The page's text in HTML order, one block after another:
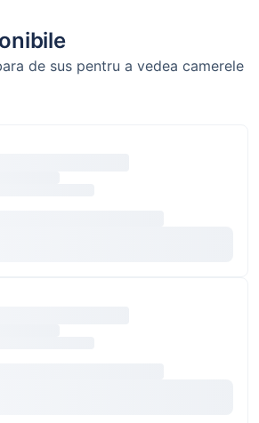
de sus pentru a vedea camerele